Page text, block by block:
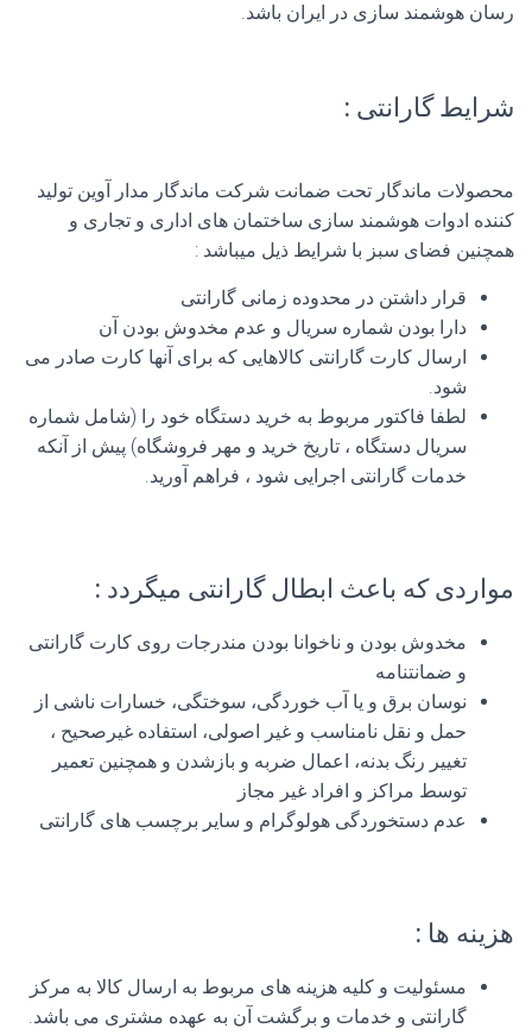
رسان هوشمند سازی در ايران باشد.
شرایط گارانتی :
محصولات ماندگار تحت ضمانت شرکت ماندگار مدار آوین تولید
کننده ادوات هوشمند سازی ساختمان های اداری و تجاری و
همچنین فضای سبز با شرایط ذیل میباشد :
قرار داشتن در محدوده زمانی گارانتی
دارا بودن شماره سريال و عدم مخدوش بودن آن
ارسال کارت گارانتی کالاهایی که برای آنها کارت صادر می
شود.
لطفا فاکتور مربوط به خرید دستگاه خود را (شامل شماره
سریال دستگاه ، تاریخ خرید و مهر فروشگاه) پیش از آنکه
خدمات گارانتی اجرایی شود ، فراهم آورید.
مواردی که باعث ابطال گارانتی میگردد :
مخدوش بودن و ناخوانا بودن مندرجات روی کارت گارانتی
و ضمانتنامه
نوسان برق و یا آب خوردگی، سوختگی، خسارات ناشی از
حمل و نقل نامناسب و غیر اصولی، استفاده غیرصحیح ،
تغییر رنگ بدنه، اعمال ضربه و بازشدن و همچنین تعمیر
توسط مراکز و افراد غیر مجاز
عدم دستخوردگی هولوگرام و سایر برچسب های گارانتی
هزینه ها :
مسئولیت و کلیه هزینه های مربوط به ارسال کالا به مرکز
گارانتی و خدمات و برگشت آن به عهده مشتری می باشد.